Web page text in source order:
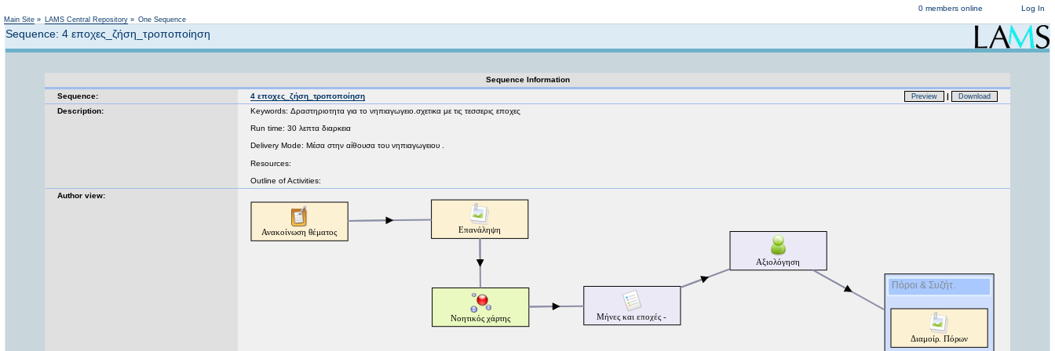
Log In
0 members online
Main Site » LAMS Central Repository » One Sequence
Sequence: 4 εποχες_ζήση_τροποποίηση
Sequence Information
Sequence:
4 εποχες_ζήση_τροποποίηση Preview | Download
Description: Keywords: Δραστηριοτητα για το νηπιαγωγειο.σχετικα με τις τεσσερις εποχες
Run time: 30 λεπτα διαρκεια
Delivery Mode: Μέσα στην αίθουσα του νηπιαγωγειου .
Resources:
Outline of Activities:
Author view: